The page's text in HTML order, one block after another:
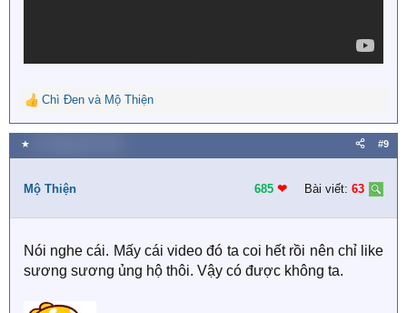
R
e
a
c
i
n
:
Chì Đen và Mộ Thiện
★ #9
Mộ Thiện 685 ❤︎ Bài viết: 63
Nói nghe cái. Mấy cái video đó ta coi hết rồi nên chỉ like
sương sương ủng hộ thôi. Vậy có được không ta.